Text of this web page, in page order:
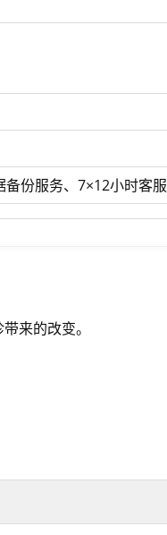
份服务、7×12小时客
来的改变。